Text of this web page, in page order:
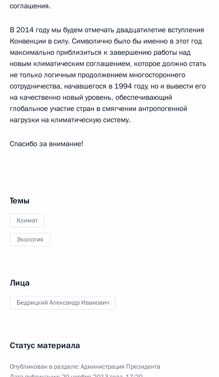
соглашения.
В 2014 году мы будем отмечать двадцатилетие вступления
Конвенции в силу. Символично было бы именно в этот год
максимально приблизиться к завершению работы над
новым климатическим соглашением, которое должно стать
не только логичным продолжением многостороннего
сотрудничества, начавшегося в 1994 году, но и вывести его
на качественно новый уровень, обеспечивающий
глобальное участие стран в смягчении антропогенной
нагрузки на климатическую систему.
Спасибо за внимание!
Темы
Климат
Экология
Лица
Бедрицкий Александр Иванович
Статус материала
Опубликован в разделе:Администрация Президента